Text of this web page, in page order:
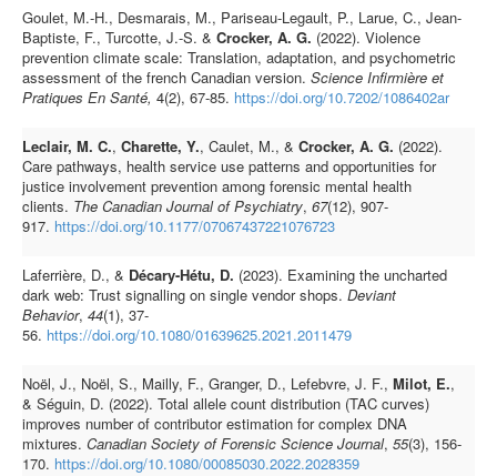
Goulet, M.-H., Desmarais, M., Pariseau-Legault, P., Larue, C., Jean-
Baptiste, F., Turcotte, J.-S. & Crocker, A. G. (2022). Violence
prevention climate scale: Translation, adaptation, and psychometric
assessment of the french Canadian version. Science Infirmière et
Pratiques En Santé, 4(2), 67-85. https://doi.org/10.7202/1086402ar
Leclair, M. C., Charette, Y., Caulet, M., & Crocker, A. G. (2022).
Care pathways, health service use patterns and opportunities for
justice involvement prevention among forensic mental health
clients. The Canadian Journal of Psychiatry, 67(12), 907-
917. https://doi.org/10.1177/07067437221076723
Laferrière, D., & Décary-Hétu, D. (2023). Examining the uncharted
dark web: Trust signalling on single vendor shops. Deviant
Behavior, 44(1), 37-
56. https://doi.org/10.1080/01639625.2021.2011479
Noël, J., Noël, S., Mailly, F., Granger, D., Lefebvre, J. F., Milot, E.,
& Séguin, D. (2022). Total allele count distribution (TAC curves)
improves number of contributor estimation for complex DNA
mixtures. Canadian Society of Forensic Science Journal, 55(3), 156-
170. https://doi.org/10.1080/00085030.2022.2028359